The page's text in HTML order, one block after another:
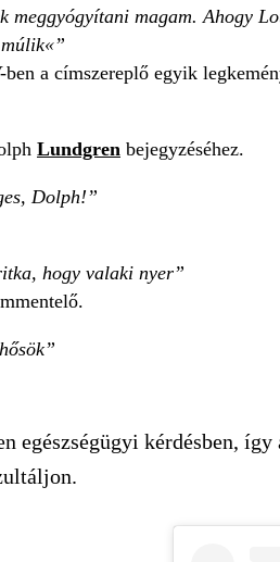
meggyógyítani magam. Ahogy
ben a címszereplő egyik
Lundgren bejegyzéséhez.
Dolph!”
hogy valaki nyer”
egészségügyi kérdésben,